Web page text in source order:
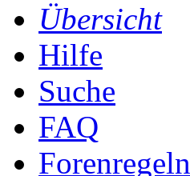
Übersicht
Hilfe
Suche
FAQ
Forenregeln